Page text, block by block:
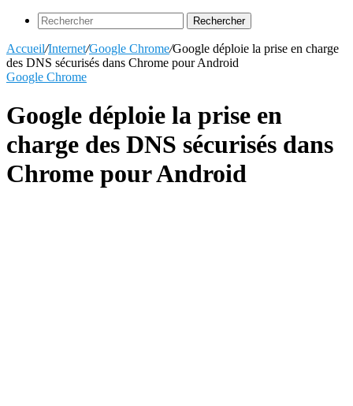
Rechercher
Accueil/Internet/Google Chrome/Google déploie la prise en charge
des DNS sécurisés dans Chrome pour Android
Google Chrome
Google déploie la prise en
charge des DNS sécurisés dans
Chrome pour Android